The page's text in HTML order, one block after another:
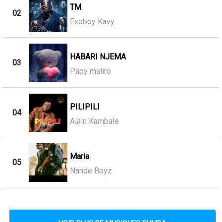
02
TM
Exoboy Kavy
03
HABARI NJEMA
Papy maliro
04
PILIPILI
Alain Kambale
05
Maria
Nande Boyz